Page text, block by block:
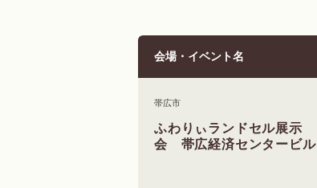
会場・イベント名
帯広市
ふわりぃランドセル展示
会 帯広経済センタービル